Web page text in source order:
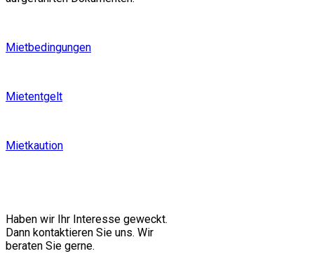
Mietbedingungen
Mietentgelt
Mietkaution
Haben wir Ihr Interesse geweckt.
Dann kontaktieren Sie uns. Wir
beraten Sie gerne.